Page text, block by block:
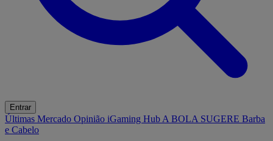
Entrar
Últimas Mercado Opinião iGaming Hub A BOLA SUGERE Barba
e Cabelo